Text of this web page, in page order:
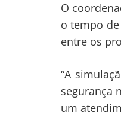
O
o tempo
entre os
“A
segurança
um
Navegação